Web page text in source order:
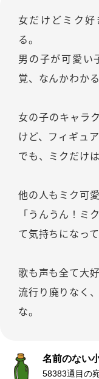
女だけどミク好
る。
男の子が可愛い
覚、なんかわかる
女の子のキャラ
けど、フィギュ
でも、ミクだけは
他の人もミク可
「うんうん！ミ
て気持ちになっ
歌も声も全て大好
流行り廃りなく
な。
名前のない
58383通目の